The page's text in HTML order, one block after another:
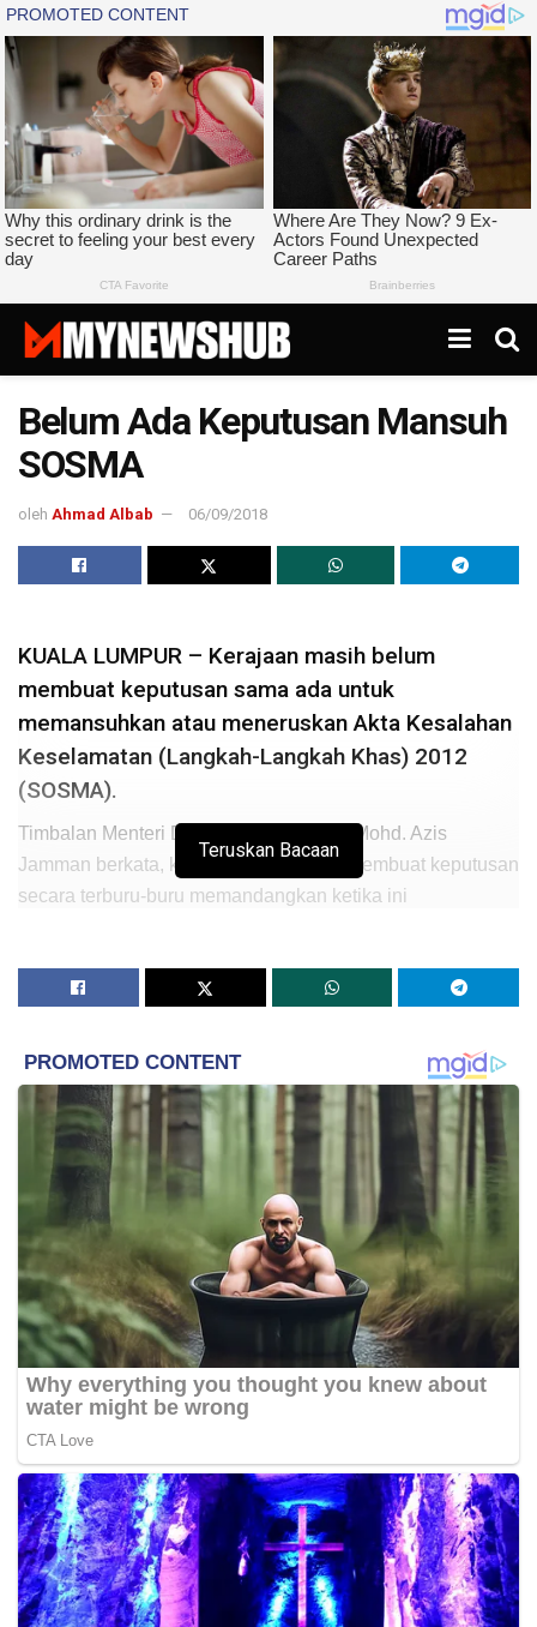
Belum Ada Keputusan Mansuh
SOSMA
oleh Ahmad Albab 06/09/2018
KUALA LUMPUR – Kerajaan masih belum
membuat keputusan sama ada untuk
memansuhkan atau meneruskan Akta Kesalahan
Keselamatan (Langkah-Langkah Khas) 2012
(SOSMA).
Timbalan Menteri Dalam Negeri, Datuk Mohd. Azis
Jamman berkata, kerajaan tidak mahu membuat keputusan
secara terburu-buru memandangkan ketika ini
Menurut beliau, segala cadangan yang dikemukakan
“Jadi biarlah jawatankuasa khas ini diberi peluang untuk
membincangkan perkara ini secara mendalam. Jangan
bimbang, kita akan ambil pandangan pihak berkaitan
termasuk mereka yang pernah ditahan di bawah SOSMA,”
katanya dalam sesi soal jawab sidang Dewan Negara, hari
ini.
Beliau menjawab soalan tambahan Senator Datuk Dr. S.
Ananthan yang ingin mendapatkan penjelasan kerajaan
mengenai tahanan SOSMA yang tidak diberikan peluang
untuk membela diri melalui proses perundangan dengan
segera dan bukannya menunggu sehingga pemansuhan
akta tersebut. –
Teruskan Bacaan